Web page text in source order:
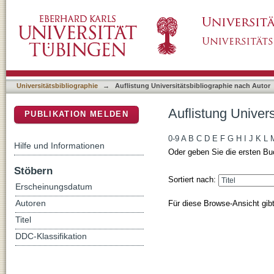
Universitätsbibliographie → Auflistung Universitätsbibliographie nach Autor
Auflistung
0-9 A B C D E F G H J K L
Oder geben Sie die ersten
Sortiert nach:
Für diese Browse-Ansicht
PUBLIKATION MELDEN
Hilfe und Informationen
Stöbern
Erscheinungsdatum
Autoren
Titel
DDC-Klassifikation